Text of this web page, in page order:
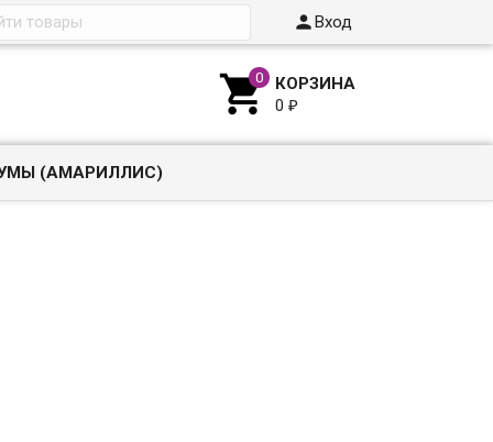
Вход
 КОРЗИНА
0₽
(АМАРИЛЛИС)